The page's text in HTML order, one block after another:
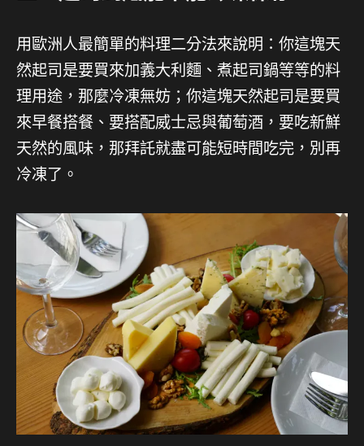
用歐洲人最簡單的料理二分法來說明：你這塊天
然起司是要買來加義大利麵、煮起司鍋等等的料
理用途，那麼冷凍無妨；你這塊天然起司是要買
來早餐搭餐、要搭配威士忌與葡萄酒，要吃新鮮
天然的風味，那拜託就盡可能短時間吃完，別再
冷凍了。